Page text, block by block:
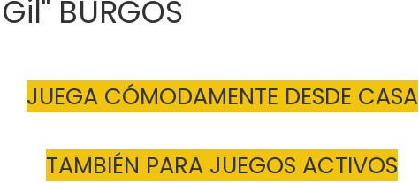
BURGOS
JUEGA CÓMODAMENTE DESDE CASA
TAMBIÉN PARA JUEGOS ACTIVOS